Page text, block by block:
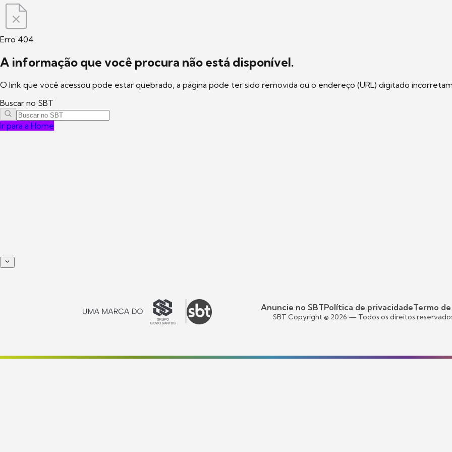
Erro 404
A informação que você procura não está disponível.
O link que você acessou pode estar quebrado, a página pode ter sido removida ou o endereço (URL) digitado
Buscar no SBT
Ir para a Home
Anuncie no SBTPolítica de privacidadeTermo de
SBT Copyright © 2026 — Todos os direitos